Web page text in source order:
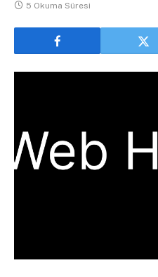
5 Okuma Süresi